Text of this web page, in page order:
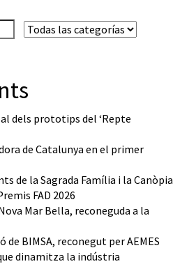
dels prototips del ‘Repte
de Catalunya en el primer
de la Sagrada Família i la Canòpia
FAD 2026
Mar Bella, reconeguda a la
de BIMSA, reconegut per AEMES
dinamitza la indústria